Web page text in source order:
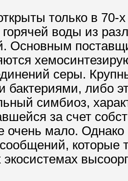
только в 70-
воды из
Основным
серы.
бактериями, либо
симбиоз,
за счет
мало. Однако
которые
экосистемах